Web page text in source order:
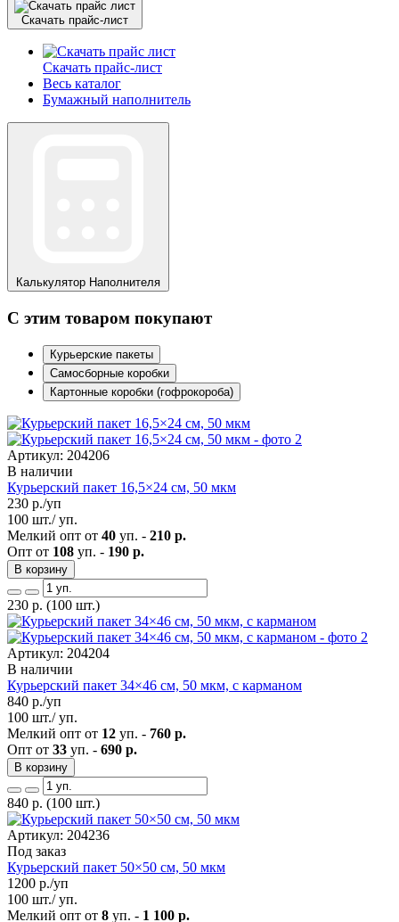
Скачать прайс-лист
Скачать прайс-лист
Весь каталог
Бумажный наполнитель
Калькулятор Наполнителя
С этим товаром покупают
Курьерские пакеты
Самосборные коробки
Картонные коробки (гофрокороба)
Артикул: 204206
В наличии
Курьерский пакет 16,5×24 см, 50 мкм
230 р./уп
100 шт./ уп.
Мелкий опт от 40 уп. - 210 р.
Опт от 108 уп. - 190 р.
В корзину
230 р. (100 шт.)
Артикул: 204204
В наличии
Курьерский пакет 34×46 см, 50 мкм, с карманом
840 р./уп
100 шт./ уп.
Мелкий опт от 12 уп. - 760 р.
Опт от 33 уп. - 690 р.
В корзину
840 р. (100 шт.)
Артикул: 204236
Под заказ
Курьерский пакет 50×50 см, 50 мкм
1200 р./уп
100 шт./ уп.
Мелкий опт от 8 уп. - 1 100 р.